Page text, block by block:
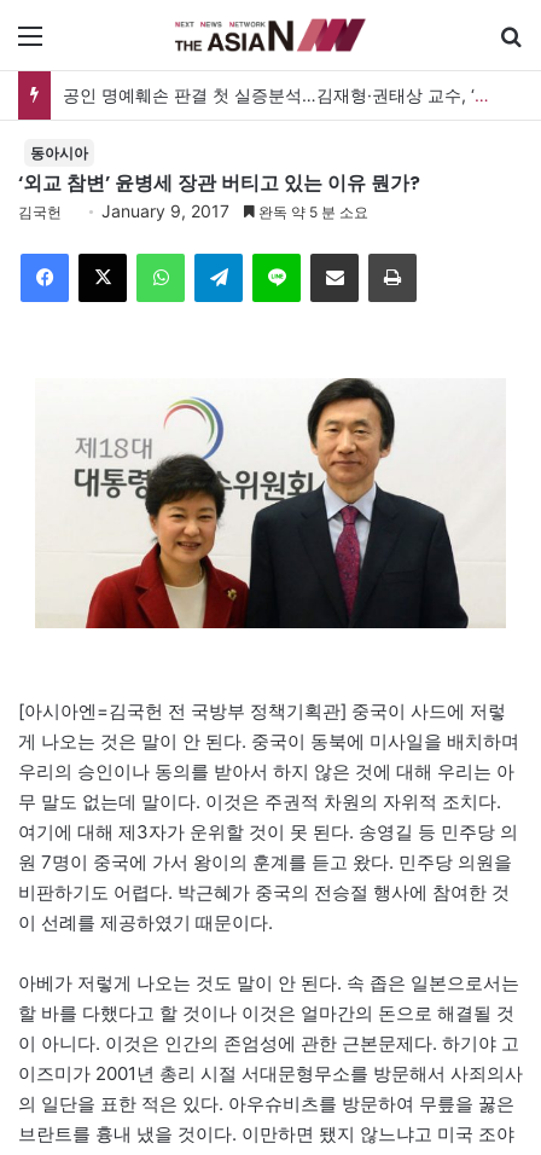
공인 명예훼손 판결 첫 실증분석…김재형·권태상 교수, ‘공인 보도준칙’ 제안도
동아시아
‘외교 참변’ 윤병세 장관 버티고 있는 이유 뭔가?
김국헌 January 9, 2017 완독 약 5 분 소요
Telegram 이메일
[아시아엔=김국헌 전 국방부 정책기획관] 중국이 사드에 저렇
게 나오는 것은 말이 안 된다. 중국이 동북에 미사일을 배치하며
우리의 승인이나 동의를 받아서 하지 않은 것에 대해 우리는 아
무 말도 없는데 말이다. 이것은 주권적 차원의 자위적 조치다.
여기에 대해 제3자가 운위할 것이 못 된다. 송영길 등 민주당 의
원 7명이 중국에 가서 왕이의 훈계를 듣고 왔다. 민주당 의원을
비판하기도 어렵다. 박근혜가 중국의 전승절 행사에 참여한 것
이 선례를 제공하였기 때문이다.
아베가 저렇게 나오는 것도 말이 안 된다. 속 좁은 일본으로서는
할 바를 다했다고 할 것이나 이것은 얼마간의 돈으로 해결될 것
이 아니다. 이것은 인간의 존엄성에 관한 근본문제다. 하기야 고
이즈미가 2001년 총리 시절 서대문형무소를 방문해서 사죄의사
의 일단을 표한 적은 있다. 아우슈비츠를 방문하여 무릎을 꿇은
브란트를 흉내 냈을 것이다. 이만하면 됐지 않느냐고 미국 조야